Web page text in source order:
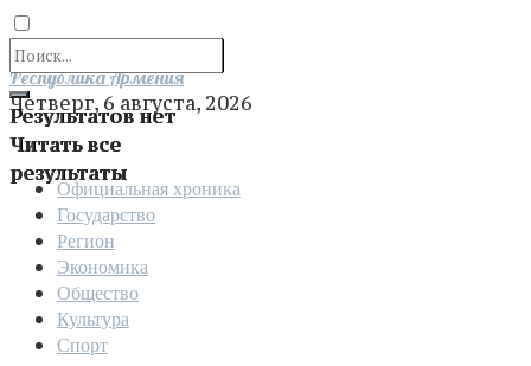
Результатов нет
Читать все
результаты
Отправить
Республика Армения
Четверг, 6 августа, 2026
Официальная хроника
Государство
Регион
Экономика
Общество
Культура
Спорт